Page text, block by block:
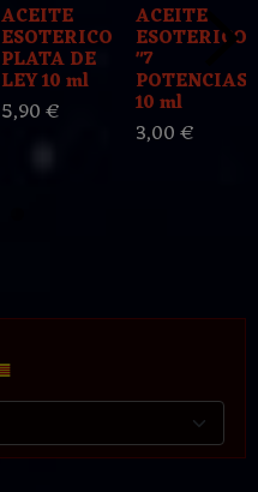
ACEITE
ESOTERICO
PLATA DE
LEY 10 ml
5,90 €
ACEITE
ESOTERICO
"7
POTENCIAS"
10 ml
3,00 €